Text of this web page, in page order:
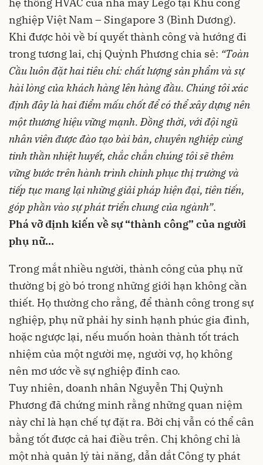
nghiệp Việt Nam – Singapore 3 (Bình Dương).
Khi được hỏi về bí quyết thành công và hướng đi
trong tương lai, chị Quỳnh Phương chia sẻ: “Toàn
Cầu luôn đặt hai tiêu chí: chất lượng sản phẩm và sự
hài lòng của khách hàng lên hàng đầu. Chúng tôi xác
định đây là hai điểm mấu chốt để có thể xây dựng nên
một thương hiệu vững mạnh. Đồng thời, với đội ngũ
nhân viên được đào tạo bài bản, chuyên nghiệp cùng
tinh thần nhiệt huyết, chắc chắn chúng tôi sẽ thêm
vững bước trên hành trình chinh phục thị trường và
tiếp tục mang lại những giải pháp hiện đại, tiên tiến,
góp phần vào sự phát triển chung của ngành”.
Phá vỡ định kiến về sự “thành công” của người
phụ nữ…
Trong mắt nhiều người, thành công của phụ nữ
thường bị gò bó trong những giới hạn không cần
thiết. Họ thường cho rằng, để thành công trong sự
nghiệp, phụ nữ phải hy sinh hạnh phúc gia đình,
hoặc ngược lại, nếu muốn hoàn thành tốt trách
nhiệm của một người mẹ, người vợ, họ không
nên mơ ước về sự nghiệp đỉnh cao.
Tuy nhiên, doanh nhân Nguyễn Thị Quỳnh
Phương đã chứng minh rằng những quan niệm
này chỉ là hạn chế tự đặt ra. Bởi chị vẫn có thể cân
bằng tốt được cả hai điều trên. Chị không chỉ là
một nhà quản lý tài năng, dẫn dắt Công ty phát